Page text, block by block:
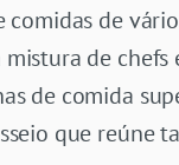
comidas de
de chefs
de comida
que reúne